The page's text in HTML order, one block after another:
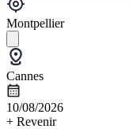
Montpellier
Cannes
10/08/2026
+ Revenir